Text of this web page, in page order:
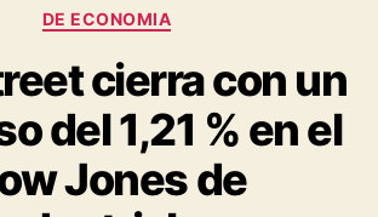
Categorías
DE ECONOMIA
cierra con un
del 1,21 % en el
Jones de